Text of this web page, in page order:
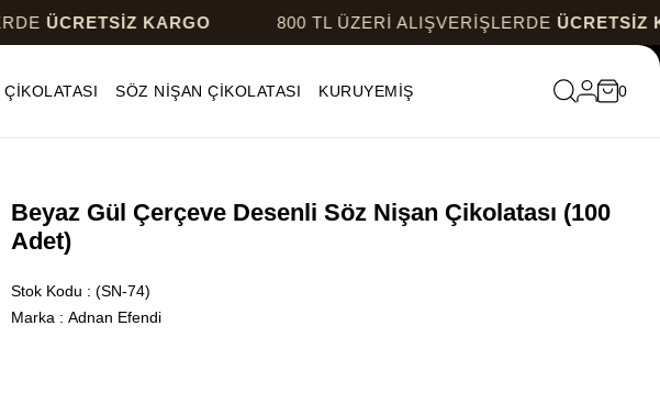
KARGO 800 TL ÜZERİ ALIŞVERİŞLERDEÜCRETSİZ KARGO
ÇİKOLATASI SÖZ NİŞAN ÇİKOLATASI KURUYEMİŞ 0
Beyaz Gül Çerçeve Desenli Söz Nişan Çikolatası (100
Adet)
Stok Kodu
(SN-74)
Marka : Adnan Efendi